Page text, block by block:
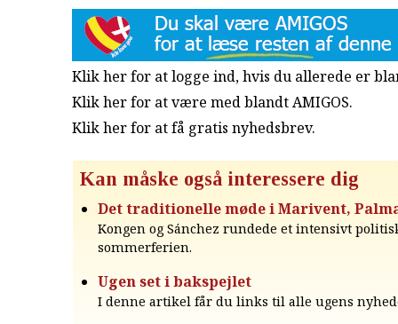
Klik her for at logge ind, hvis du allerede er
Klik her for at være med blandt AMIGOS.
Klik her for at få gratis nyhedsbrev.
Kan måske også interessere dig
Det traditionelle møde i Marivent,
Kongen og Sánchez rundede et intensivt
sommerferien.
Ugen set i bakspejlet
I denne artikel får du links til alle ugens